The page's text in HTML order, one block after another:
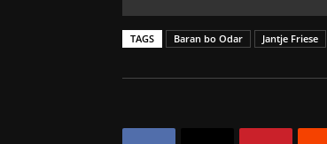
TAGS Baran bo Odar Jantje Friese